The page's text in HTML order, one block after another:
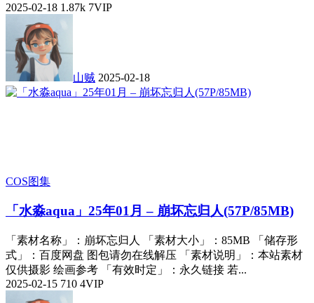
2025-02-18 1.87k 7VIP
山贼 2025-02-18
COS图集
「水淼aqua」25年01月 – 崩坏忘归人(57P/85MB)
「素材名称」：崩坏忘归人 「素材大小」：85MB 「储存形
式」：百度网盘 图包请勿在线解压 「素材说明」：本站素材
仅供摄影 绘画参考 「有效时定」：永久链接 若...
2025-02-15 710 4VIP